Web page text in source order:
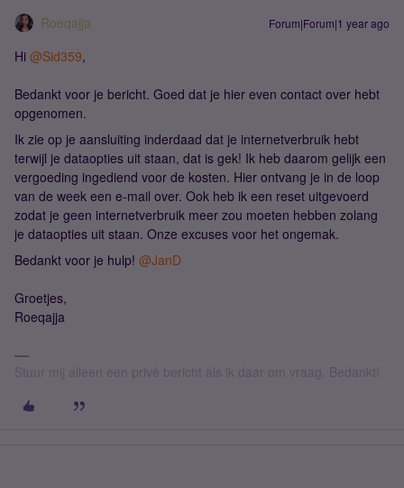
Roeqajja Forum|Forum|1 year ago
Hi ​ @Sid359,
Bedankt voor je bericht. Goed dat je hier even contact over hebt
opgenomen.
Ik zie op je aansluiting inderdaad dat je internetverbruik hebt
terwijl je dataopties uit staan, dat is gek! Ik heb daarom gelijk een
vergoeding ingediend voor de kosten. Hier ontvang je in de loop
van de week een e-mail over. Ook heb ik een reset uitgevoerd
zodat je geen internetverbruik meer zou moeten hebben zolang
je dataopties uit staan. Onze excuses voor het ongemak.
Bedankt voor je hulp! ​ @JanD
Groetjes,
Roeqajja
Stuur mij alleen een privé bericht als ik daar om vraag. Bedankt!